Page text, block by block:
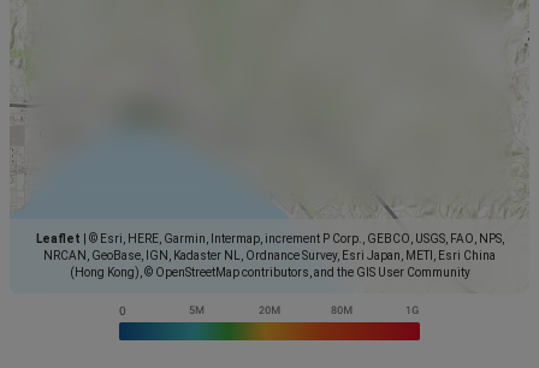
Leaflet
© Esri, HERE, Garmin, Intermap, increment P Corp., GEBCO, USGS, FAO, NPS,
NRCAN, GeoBase, IGN, Kadaster NL, Ordnance Survey, Esri Japan, METI, Esri China
(Hong Kong), © OpenStreetMap contributors, and the GIS User Community